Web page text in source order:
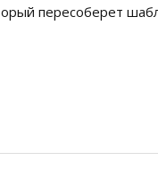
пересоберет